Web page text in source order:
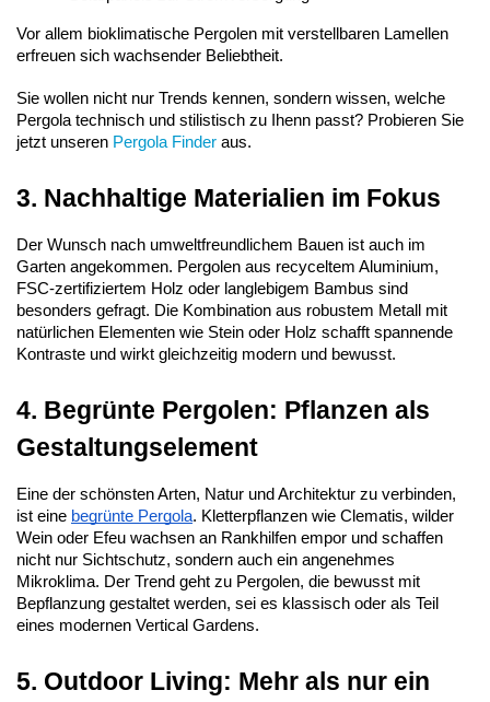
Vor allem bioklimatische Pergolen mit verstellbaren Lamellen
erfreuen sich wachsender Beliebtheit.
Sie wollen nicht nur Trends kennen, sondern wissen, welche
Pergola technisch und stilistisch zu Ihenn passt? Probieren Sie
jetzt unseren Pergola Finder aus.
3. Nachhaltige Materialien im Fokus
Der Wunsch nach umweltfreundlichem Bauen ist auch im
Garten angekommen. Pergolen aus recyceltem Aluminium,
FSC-zertifiziertem Holz oder langlebigem Bambus sind
besonders gefragt. Die Kombination aus robustem Metall mit
natürlichen Elementen wie Stein oder Holz schafft spannende
Kontraste und wirkt gleichzeitig modern und bewusst.
4. Begrünte Pergolen: Pflanzen als
Gestaltungselement
Eine der schönsten Arten, Natur und Architektur zu verbinden,
ist eine begrünte Pergola. Kletterpflanzen wie Clematis, wilder
Wein oder Efeu wachsen an Rankhilfen empor und schaffen
nicht nur Sichtschutz, sondern auch ein angenehmes
Mikroklima. Der Trend geht zu Pergolen, die bewusst mit
Bepflanzung gestaltet werden, sei es klassisch oder als Teil
eines modernen Vertical Gardens.
5. Outdoor Living: Mehr als nur ein